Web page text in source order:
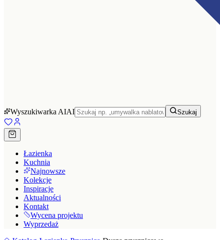
Wyszukiwarka AIAI Szukaj
Łazienka
Kuchnia
Najnowsze
Kolekcje
Inspiracje
Aktualności
Kontakt
Wycena projektu
Wyprzedaż